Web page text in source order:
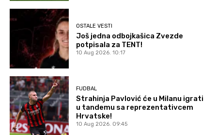
OSTALE VESTI
Još jedna odbojkašica Zvezde
potpisala za TENT!
10 Aug 2026. 10:17
FUDBAL
Strahinja Pavlović će u Milanu igrati
u tandemu sa reprezentativcem
Hrvatske!
10 Aug 2026. 09:45